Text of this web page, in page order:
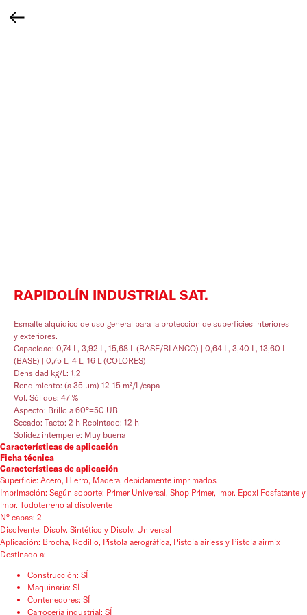
RAPIDOLÍN INDUSTRIAL SAT.
Esmalte alquídico de uso general para la protección de superficies interiores
y exteriores.
Capacidad: 0,74 L, 3,92 L, 15,68 L (BASE/BLANCO) | 0,64 L, 3,40 L, 13,60 L
(BASE) | 0,75 L, 4 L, 16 L (COLORES)
Densidad kg/L: 1,2
Rendimiento: (a 35 µm) 12-15 m²/L/capa
Vol. Sólidos: 47 %
Aspecto: Brillo a 60°=50 UB
Secado: Tacto: 2 h Repintado: 12 h
Solidez intemperie: Muy buena
Características de aplicación
Ficha técnica
Características de aplicación
Superficie: Acero, Hierro, Madera, debidamente imprimados
Imprimación: Según soporte: Primer Universal, Shop Primer, lmpr. Epoxi Fosfatante y
lmpr. Todoterreno al disolvente
N° capas: 2
Disolvente: Disolv. Sintético y Disolv. Universal
Aplicación: Brocha, Rodillo, Pistola aerográfica, Pistola airless y Pistola airmix
Destinado a:
Construcción: SÍ
Maquinaria: SÍ
Contenedores: SÍ
Carrocería industrial: SÍ